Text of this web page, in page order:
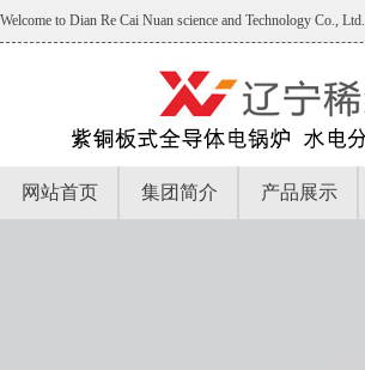
Welcome to Dian Re Cai Nuan science and Technology Co., Ltd.
网站首页 集团简介 产品展示